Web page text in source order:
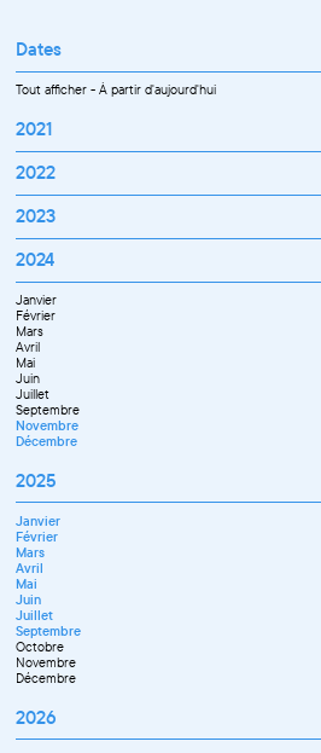
Dates
Tout afficher-À partir d'aujourd'hui
2021
Septembre
Novembre
Décembre
2022
Janvier
Mars
Avril
Juin
Juillet
Septembre
Octobre
Novembre
Décembre
2023
Janvier
Mars
Avril
Mai
Juin
Septembre
Octobre
Novembre
Décembre
2024
Janvier
Février
Mars
Avril
Mai
Juin
Juillet
Septembre
Novembre
Décembre
2025
Janvier
Février
Mars
Avril
Mai
Juin
Juillet
Septembre
Octobre
Novembre
Décembre
2026